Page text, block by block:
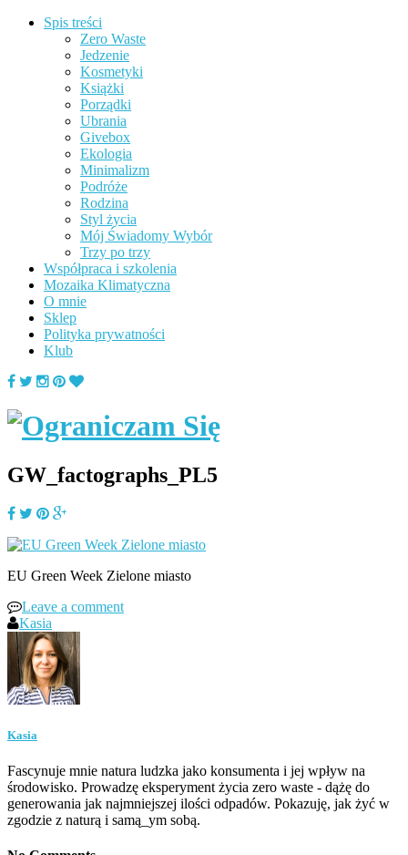
Spis treści
Zero Waste
Jedzenie
Kosmetyki
Książki
Porządki
Ubrania
Givebox
Ekologia
Minimalizm
Podróże
Rodzina
Styl życia
Mój Świadomy Wybór
Trzy po trzy
Współpraca i szkolenia
Mozaika Klimatyczna
O mnie
Sklep
Polityka prywatności
Klub
GW_factographs_PL5
EU Green Week Zielone miasto
Leave a comment
Kasia
Kasia
Fascynuje mnie natura ludzka jako konsumenta i jej wpływ na
środowisko. Prowadzę eksperyment życia zero waste - dążę do
generowania jak najmniejszej ilości odpadów. Pokazuję, jak żyć w
zgodzie z naturą i samą_ym sobą.